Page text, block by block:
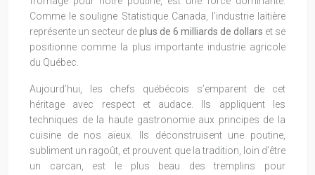
Comme le souligne Statistique Canada, l’industrie laitière
représente un secteur deplus de 6 milliards de dollars et se
positionne comme la plus importante industrie agricole
du Québec.
Aujourd’hui, les chefs québécois s’emparent de cet
héritage avec respect et audace. Ils appliquent les
techniques de la haute gastronomie aux principes de la
cuisine de nos aïeux. Ils déconstruisent une poutine,
subliment un ragoût, et prouvent que la tradition, loin d’être
un carcan, est le plus beau des tremplins pour